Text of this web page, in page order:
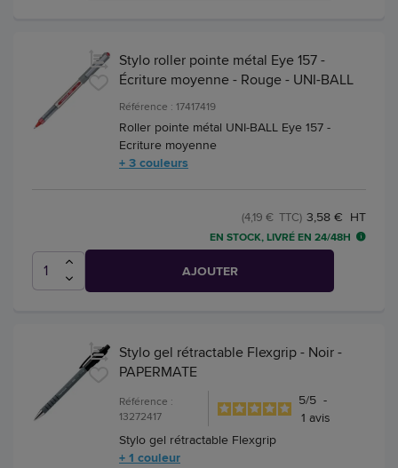
Stylo roller pointe métal Eye 157 -
Écriture moyenne - Rouge - UNI-BALL
Référence : 17417419
Roller pointe métal UNI-BALL Eye 157 -
Ecriture moyenne
+ 3 couleurs
3,58 € HT
(4,19 € TTC)
EN STOCK, LIVRÉ EN 24/48H
AJOUTER
Stylo gel rétractable Flexgrip - Noir -
PAPERMATE
Référence :
13272417
5/5 -
1 avis
Stylo gel rétractable Flexgrip
+ 1 couleur